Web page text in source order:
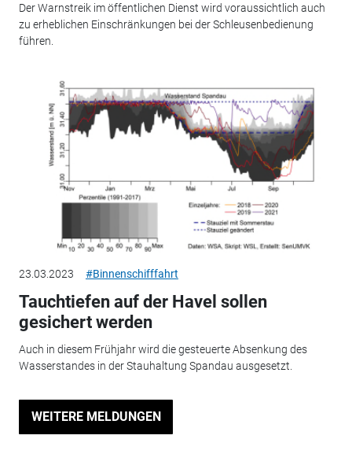
Der Warnstreik im öffentlichen Dienst wird voraussichtlich auch
zu erheblichen Einschränkungen bei der Schleusenbedienung
führen.
23.03.2023 #Binnenschifffahrt
Tauchtiefen auf der Havel sollen
gesichert werden
Auch in diesem Frühjahr wird die gesteuerte Absenkung des
Wasserstandes in der Stauhaltung Spandau ausgesetzt.
WEITERE MELDUNGEN